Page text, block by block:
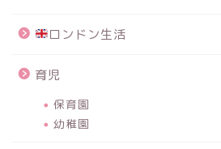
ロンドン生活
育児
保育園
幼稚園